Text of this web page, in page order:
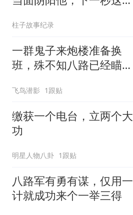
柱子故事纪录
一群鬼子来炮楼准备换
班，殊不知八路已经瞄准
飞鸟潜影 1跟贴
缴获一个电台，立两个大
功
明星人物八卦 1跟贴
八路军有勇有谋，仅用一
计就成功来个一举三得